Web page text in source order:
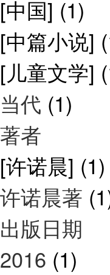
[中国] (1)
[中篇小说]
[儿童文学]
当代 (1)
著者
[许诺晨] (1)
许诺晨著
出版日期
2016 (1)